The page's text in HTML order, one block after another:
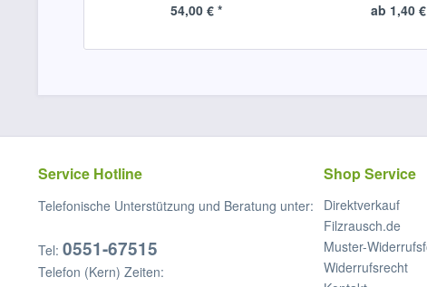
54,00 € * ab 1,40
Service Hotline
Telefonische Unterstützung und Beratung unter:
Tel: 0551-67515
Telefon (Kern) Zeiten:
Shop Service
Direktverkauf
Filzrausch.de
Muster-
Widerrufsrecht